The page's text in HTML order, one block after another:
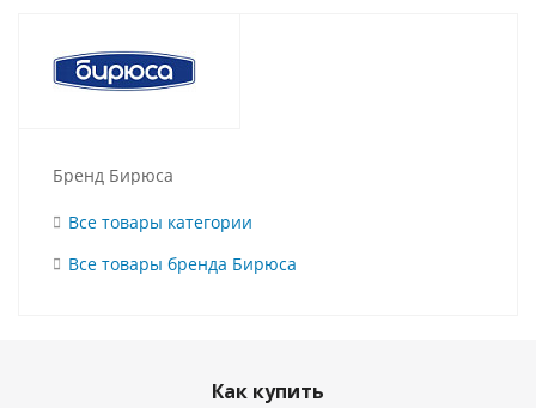
Бренд Бирюса
Все товары категории
Все товары бренда Бирюса
Как купить